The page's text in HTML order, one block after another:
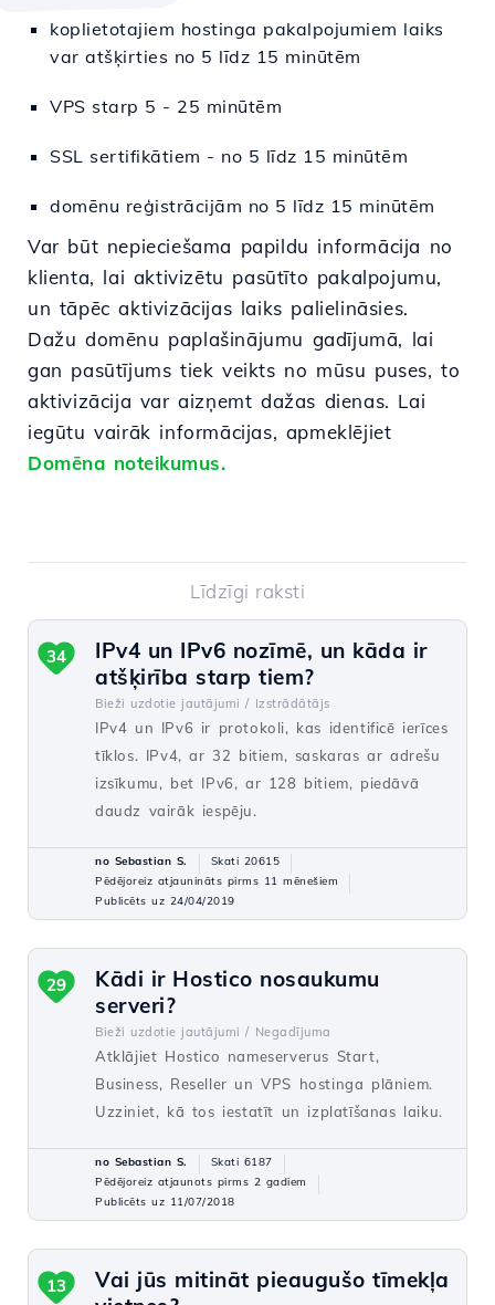
koplietotajiem hostinga pakalpojumiem laiks
var atšķirties no 5 līdz 15 minūtēm
VPS starp 5 - 25 minūtēm
SSL sertifikātiem - no 5 līdz 15 minūtēm
domēnu reģistrācijām no 5 līdz 15 minūtēm
Var būt nepieciešama papildu informācija no
klienta, lai aktivizētu pasūtīto pakalpojumu,
un tāpēc aktivizācijas laiks palielināsies.
Dažu domēnu paplašinājumu gadījumā, lai
gan pasūtījums tiek veikts no mūsu puses, to
aktivizācija var aizņemt dažas dienas. Lai
iegūtu vairāk informācijas, apmeklējiet
Domēna noteikumus.
Līdzīgi raksti
IPv4 un IPv6 nozīmē, un kāda ir
atšķirība starp tiem?
Bieži uzdotie jautājumi / Izstrādātājs
IPv4 un IPv6 ir protokoli, kas identificē ierīces
tīklos. IPv4, ar 32 bitiem, saskaras ar adrešu
izsīkumu, bet IPv6, ar 128 bitiem, piedāvā
daudz vairāk iespēju.
34
no Sebastian S.
Skati 20615
Pēdējoreiz atjaunināts pirms 11 mēnešiem
Publicēts uz 24/04/2019
Kādi ir Hostico nosaukumu
serveri?
Bieži uzdotie jautājumi / Negadījuma
Atklājiet Hostico nameserverus Start,
Business, Reseller un VPS hostinga plāniem.
Uzziniet, kā tos iestatīt un izplatīšanas laiku.
29
no Sebastian S.
Skati 6187
Pēdējoreiz atjaunots pirms 2 gadiem
Publicēts uz 11/07/2018
Vai jūs mitināt pieaugušo tīmekļa
13